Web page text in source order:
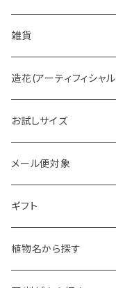
雑貨
造花(アーティフィシャ
お試しサイズ
メール便対象
ギフト
植物名から探す